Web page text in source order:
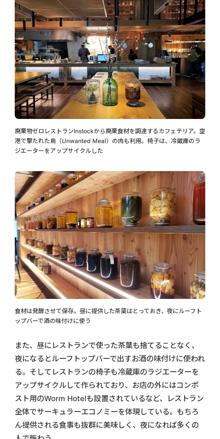
廃棄物ゼロレストランInstockから廃棄食材を調達するカフェテリア。空
港で撃たれた鳥（Unwanted Meal）の肉も利用。椅子は、冷蔵庫のラ
ジエーターをアップサイクルした
食材は発酵させて保存。昼に提供した茶葉はとっておき、夜にルーフト
ップバーで酒の味付けに使う
また、昼にレストランで使った茶葉も捨てることなく、
夜になるとルーフトップバーで出すお酒の味付けに使われ
る。そしてレストランの椅子も冷蔵庫のラジエーターを
アップサイクルして作られており、お店の外にはコンポ
スト用のWorm Hotelも設置されているなど、レストラン
全体でサーキュラーエコノミーを体現している。もちろ
ん提供される食事も抜群に美味しく、夜になれば多くの